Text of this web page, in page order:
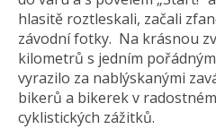
hlasitě roztleskali, začali
závodní fotky. Na krásnou
kilometrů s jedním
vyrazilo za nablýskanými
bikerů a bikerek v
cyklistických zážitků.